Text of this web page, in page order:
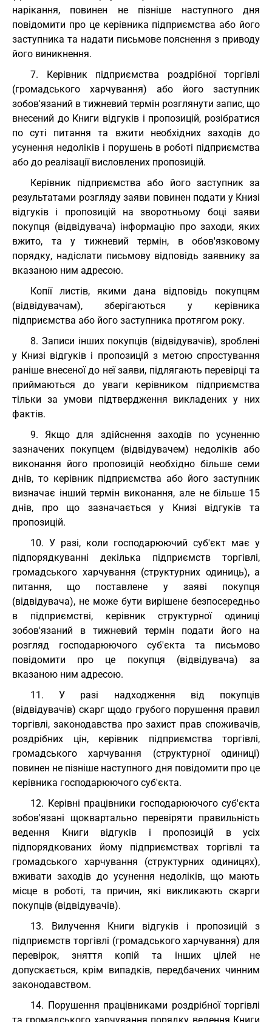
нарікання, повинен не пізніше наступного дня
повідомити про це керівника підприємства або його
заступника та надати письмове пояснення з приводу
його виникнення.
7. Керівник підприємства роздрібної торгівлі
(громадського харчування) або його заступник
зобов'язаний в тижневий термін розглянути запис, що
внесений до Книги відгуків і пропозицій, розібратися
по суті питання та вжити необхідних заходів до
усунення недоліків і порушень в роботі підприємства
або до реалізації висловлених пропозицій.
Керівник підприємства або його заступник за
результатами розгляду заяви повинен подати у Книзі
відгуків і пропозицій на зворотньому боці заяви
покупця (відвідувача) інформацію про заходи, яких
вжито, та у тижневий термін, в обов'язковому
порядку, надіслати письмову відповідь заявнику за
вказаною ним адресою.
Копії листів, якими дана відповідь покупцям
(відвідувачам), зберігаються у керівника
підприємства або його заступника протягом року.
8. Записи інших покупців (відвідувачів), зроблені
у Книзі відгуків і пропозицій з метою спростування
раніше внесеної до неї заяви, підлягають перевірці та
приймаються до уваги керівником підприємства
тільки за умови підтвердження викладених у них
фактів.
9. Якщо для здійснення заходів по усуненню
зазначених покупцем (відвідувачем) недоліків або
виконання його пропозицій необхідно більше семи
днів, то керівник підприємства або його заступник
визначає інший термін виконання, але не більше 15
днів, про що зазначається у Книзі відгуків та
пропозицій.
10. У разі, коли господарюючий суб'єкт має у
підпорядкуванні декілька підприємств торгівлі,
громадського харчування (структурних одиниць), а
питання, що поставлене у заяві покупця
(відвідувача), не може бути вирішене безпосередньо
в підприємстві, керівник структурної одиниці
зобов'язаний в тижневий термін подати його на
розгляд господарюючого суб'єкта та письмово
повідомити про це покупця (відвідувача) за
вказаною ним адресою.
11. У разі надходження від покупців
(відвідувачів) скарг щодо грубого порушення правил
торгівлі, законодавства про захист прав споживачів,
роздрібних цін, керівник підприємства торгівлі,
громадського харчування (структурної одиниці)
повинен не пізніше наступного дня повідомити про це
керівника господарюючого суб'єкта.
12. Керівні працівники господарюючого суб'єкта
зобов'язані щоквартально перевіряти правильність
ведення Книги відгуків і пропозицій в усіх
підпорядкованих йому підприємствах торгівлі та
громадського харчування (структурних одиницях),
вживати заходів до усунення недоліків, що мають
місце в роботі, та причин, які викликають скарги
покупців (відвідувачів).
13. Вилучення Книги відгуків і пропозицій з
підприємств торгівлі (громадського харчування) для
перевірок, зняття копій та інших цілей не
допускається, крім випадків, передбачених чинним
законодавством.
14. Порушення працівниками роздрібної торгівлі